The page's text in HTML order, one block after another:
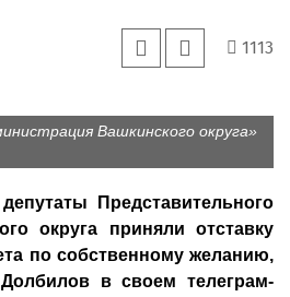
1113
Вашкинского округа»
Представительного
округа приняли отставку
по собственному желанию,
в своем телеграм-